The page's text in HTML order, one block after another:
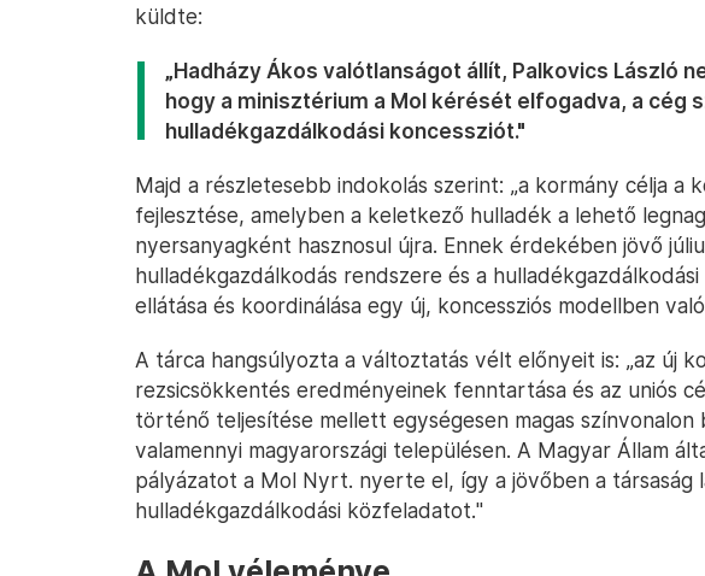
küldte:
„Hadházy Ákos valótlanságot állít, Palkovics László
hogy a minisztérium a Mol kérését elfogadva, a cég
hulladékgazdálkodási koncessziót."
Majd a részletesebb indokolás szerint: „a kormány célja a
fejlesztése, amelyben a keletkező hulladék a lehető
nyersanyagként hasznosul újra. Ennek érdekében jövő
hulladékgazdálkodás rendszere és a
ellátása és koordinálása egy új, koncessziós modellben
A tárca hangsúlyozta a változtatás vélt előnyeit is: „az új
rezsicsökkentés eredményeinek fenntartása és az uniós
történő teljesítése mellett egységesen magas színvonalon
valamennyi magyarországi településen. A Magyar Állam
pályázatot a Mol Nyrt. nyerte el, így a jövőben a társaság
hulladékgazdálkodási közfeladatot."